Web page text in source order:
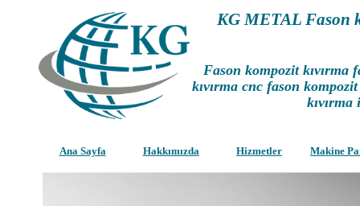
KG METAL Fason
Fason kompozit kıvırma
kıvırma cnc fason
kıvırma
Ana Sayfa Hakkımızda Hizmetler Makine